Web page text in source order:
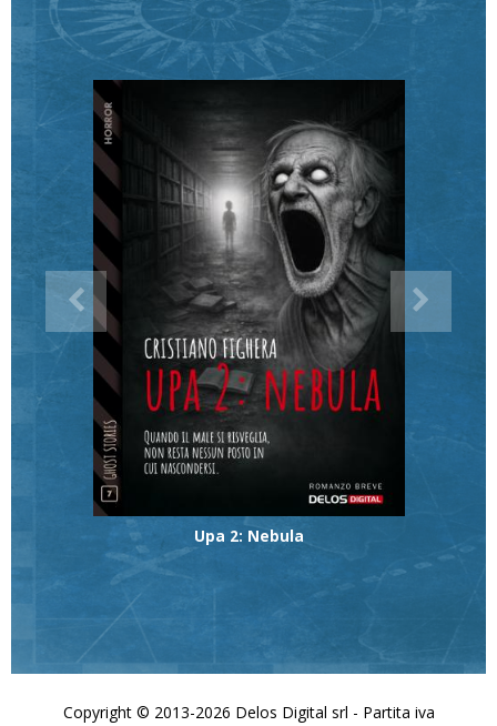
Upa 2: Nebula
Copyright © 2013-2026 Delos Digital srl - Partita iva